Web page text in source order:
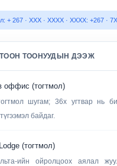
+ 267 · XXX · XXXX · XXXX: +267 ·
ТООНУУДЫН ДЭЭЖ
оффис (тогтмол)
шугам; 36x угтвар нь
байдаг.
(тогтмол)
ийн ойролцоох аялал